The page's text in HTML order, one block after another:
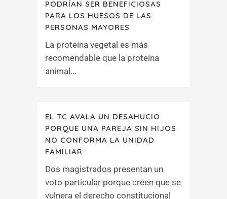
PODRÍAN SER BENEFICIOSAS
PARA LOS HUESOS DE LAS
PERSONAS MAYORES
La proteína vegetal es más
recomendable que la proteína
animal...
EL TC AVALA UN DESAHUCIO
PORQUE UNA PAREJA SIN HIJOS
NO CONFORMA LA UNIDAD
FAMILIAR
Dos magistrados presentan un
voto particular porque creen que se
vulnera el derecho constitucional